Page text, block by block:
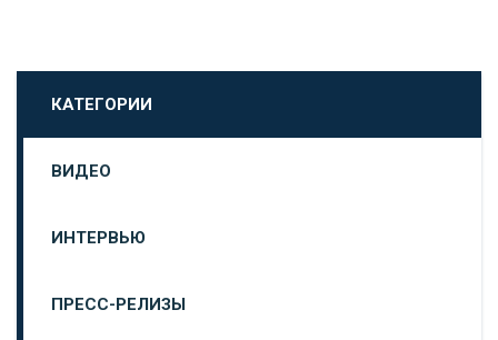
КАТЕГОРИИ
ВИДЕО
ИНТЕРВЬЮ
ПРЕСС-РЕЛИЗЫ